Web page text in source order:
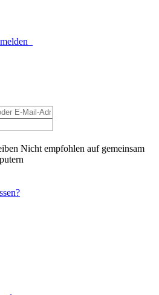
Nicht empfohlen auf gemeinsam